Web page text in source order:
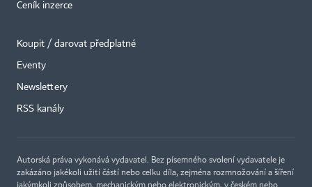
Ceník inzerce
Koupit / darovat předplatné
Eventy
Newslettery
RSS kanály
Autorská práva vykonává vydavatel. Bez písemného svolení vydavatele je
zakázáno jakékoli užití částí nebo celku díla, zejména rozmnožování a šíření